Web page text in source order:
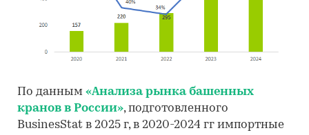
По данным «Анализа рынка башенных
кранов в России», подготовленного
BusinesStat в 2025 г, в 2020-2024 гг импортные